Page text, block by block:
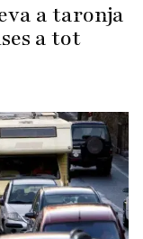
a taronja
a tot